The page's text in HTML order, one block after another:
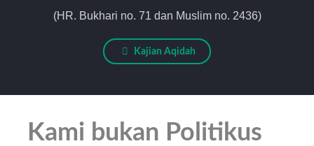
(HR. Bukhari no. 71 dan Muslim no. 2436)
Kajian Aqidah
Kami bukan Politikus